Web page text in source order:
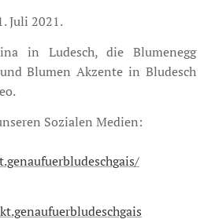
Juli 2021.
in Ludesch, die Blumenegg
Blumen Akzente in Bludesch
Sozialen Medien: